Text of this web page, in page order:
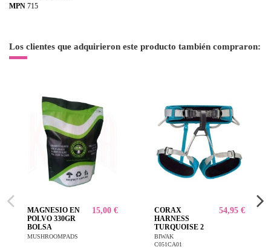
MPN 715
Los clientes que adquirieron este producto también compraron:
MAGNESIO EN
POLVO 330GR
BOLSA
MUSHROOMPADS
15,00 €
CORAX
HARNESS
TURQUOISE 2
BIWAK
C051CA01
54,95 €